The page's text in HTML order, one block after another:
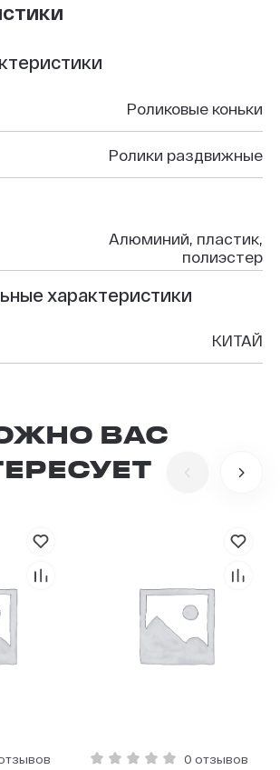
Роликовые коньки
Ролики раздвижные
Aлюминий, пластик,
полиэстер
характеристики
КИТАЙ
ВАС
0 отзывов